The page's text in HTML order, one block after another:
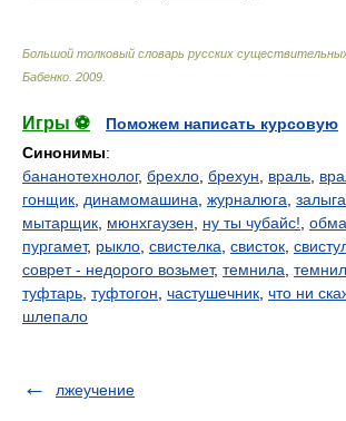
Большой толковый словарь русских
Бабенко 2009
Игры ⚽
Поможем написать курсовую
Синонимы:
бананотехнолог, брехло брехун враль
гонщик динамомашина журналюга залыга
мытарщик мюнхгаузен ну ты чубайс!
пургамет, рыкло свистелка свисток
соврет - недорого возьмет, темнила
туфтарь туфтогон частушечник что ни
шлепало
лжеучение